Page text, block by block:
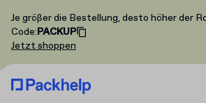
Je größer die Bestellung, desto höher der
Code:PACKUP
Jetzt shoppen